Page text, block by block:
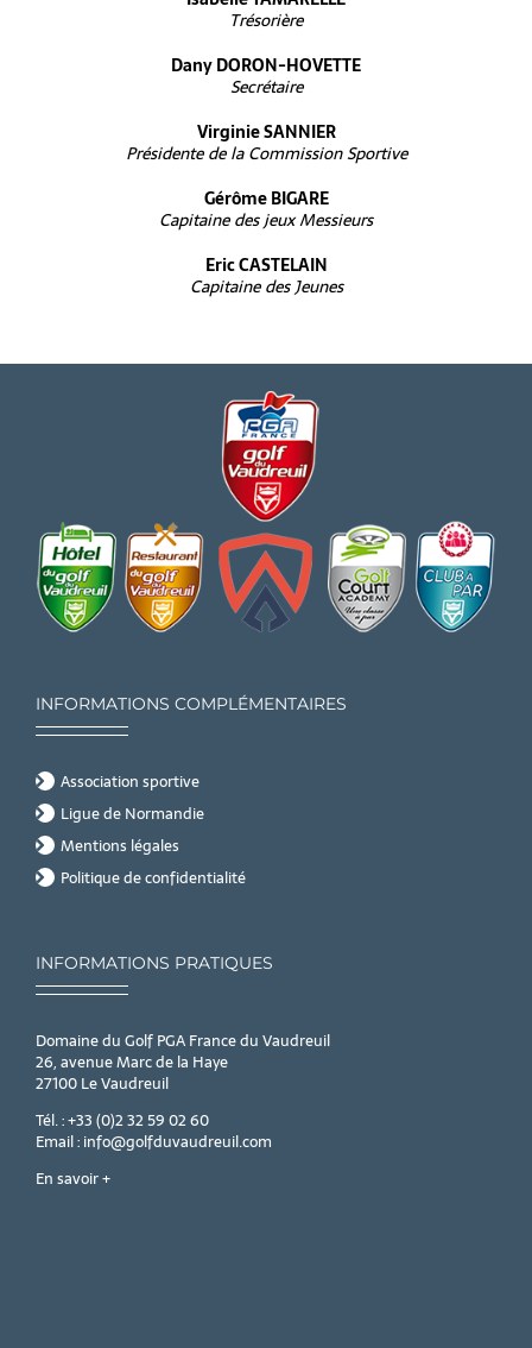
Trésorière
Dany DORON-HOVETTE
Secrétaire
Virginie SANNIER
Présidente de la Commission Sportive
Gérôme BIGARE
Capitaine des jeux Messieurs
Eric CASTELAIN
Capitaine des Jeunes
INFORMATIONS COMPLÉMENTAIRES
Association sportive
Ligue de Normandie
Mentions légales
Politique de confidentialité
INFORMATIONS PRATIQUES
Domaine du Golf PGA France du Vaudreuil
26, avenue Marc de la Haye
27100 Le Vaudreuil
Tél. : +33 (0)2 32 59 02 60
Email : info@golfduvaudreuil.com
En savoir +